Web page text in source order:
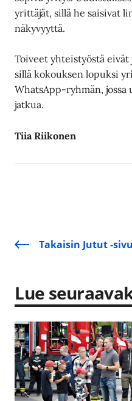
yrittäjät, sillä he saisivat
näkyvyyttä.
Toiveet yhteistyöstä
sillä kokouksen lopuksi
WhatsApp-ryhmän,
jatkua.
Tiia Riikonen
Takaisin Jutut -
Lue